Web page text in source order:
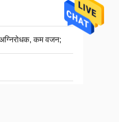
कम वजन;